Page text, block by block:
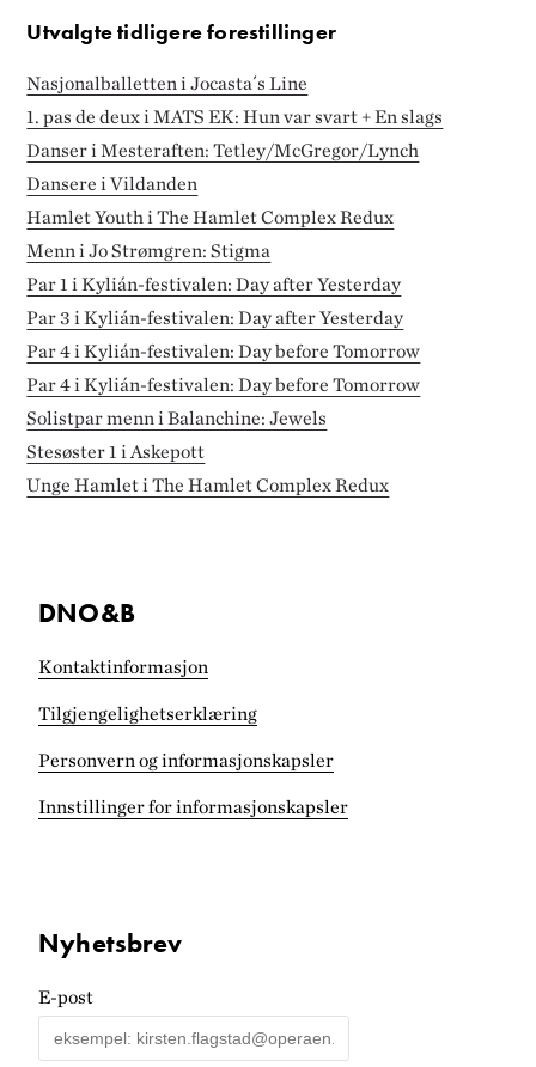
Utvalgte tidligere forestillinger
Nasjonalballetten i Jocasta´s Line
1. pas de deux i MATS EK: Hun var svart + En slags
Danser i Mesteraften: Tetley/McGregor/Lynch
Dansere i Vildanden
Hamlet Youth i The Hamlet Complex Redux
Menn i Jo Strømgren: Stigma
Par 1 i Kylián-festivalen: Day after Yesterday
Par 3 i Kylián-festivalen: Day after Yesterday
Par 4 i Kylián-festivalen: Day before Tomorrow
Par 4 i Kylián-festivalen: Day before Tomorrow
Solistpar menn i Balanchine: Jewels
Stesøster 1 i Askepott
Unge Hamlet i The Hamlet Complex Redux
DNO&B
Kontaktinformasjon
Tilgjengelighets­erklæring
Personvern og informasjonskapsler
Innstillinger for informasjonskapsler
Nyhetsbrev
E-post